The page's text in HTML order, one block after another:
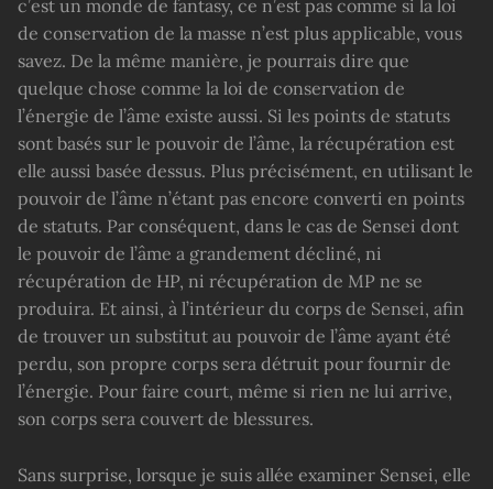
c’est un monde de fantasy, ce n’est pas comme si la loi
de conservation de la masse n’est plus applicable, vous
savez. De la même manière, je pourrais dire que
quelque chose comme la loi de conservation de
l’énergie de l’âme existe aussi. Si les points de statuts
sont basés sur le pouvoir de l’âme, la récupération est
elle aussi basée dessus. Plus précisément, en utilisant le
pouvoir de l’âme n’étant pas encore converti en points
de statuts. Par conséquent, dans le cas de Sensei dont
le pouvoir de l’âme a grandement décliné, ni
récupération de HP, ni récupération de MP ne se
produira. Et ainsi, à l’intérieur du corps de Sensei, afin
de trouver un substitut au pouvoir de l’âme ayant été
perdu, son propre corps sera détruit pour fournir de
l’énergie. Pour faire court, même si rien ne lui arrive,
son corps sera couvert de blessures.
Sans surprise, lorsque je suis allée examiner Sensei, elle